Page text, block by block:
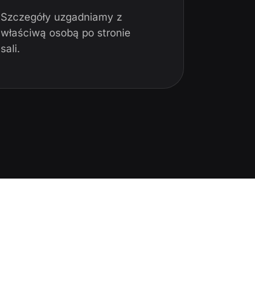
Szczegóły uzgadniamy z
właściwą osobą po stronie
sali.